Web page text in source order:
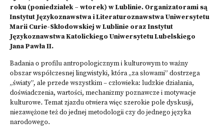
roku (poniedziałek – wtorek) w Lublinie. Organizatorami są
Instytut Językoznawstwa i Literaturoznawstwa Uniwersytetu
Marii Curie-Skłodowskiej w Lublinie oraz Instytut
Językoznawstwa Katolickiego Uniwersytetu Lubelskiego
Jana Pawła II.
Badania o profilu antropologicznym i kulturowym to ważny
obszar współczesnej lingwistyki, która „za słowami” dostrzega
„światy”, ale przede wszystkim – człowieka: ludzkie działania,
doświadczenia, wartości, mechanizmy poznawcze i motywacje
kulturowe. Temat zjazdu otwiera więc szerokie pole dyskusji,
niezawężone też do jednej metodologii czy do jednego języka
narodowego.